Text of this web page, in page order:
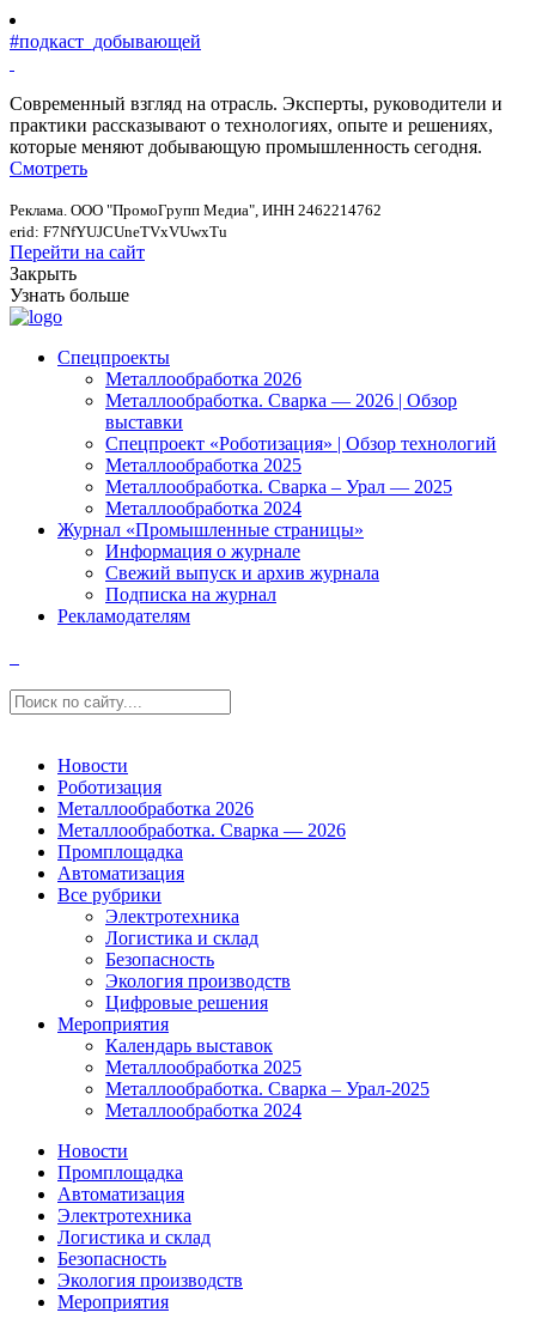
#подкаст_добывающей
Современный взгляд на отрасль. Эксперты, руководители и
практики рассказывают о технологиях, опыте и решениях,
которые меняют добывающую промышленность сегодня.
Смотреть
Реклама. ООО "ПромоГрупп Медиа", ИНН 2462214762
erid: F7NfYUJCUneTVxVUwxTu
Перейти на сайт
Закрыть
Узнать больше
Спецпроекты
Металлообработка 2026
Металлообработка. Сварка — 2026 | Обзор
выставки
Спецпроект «Роботизация» | Обзор технологий
Металлообработка 2025
Металлообработка. Сварка – Урал — 2025
Металлообработка 2024
Журнал «Промышленные страницы»
Информация о журнале
Свежий выпуск и архив журнала
Подписка на журнал
Рекламодателям
Новости
Роботизация
Металлообработка 2026
Металлообработка. Сварка — 2026
Промплощадка
Автоматизация
Все рубрики
Электротехника
Логистика и склад
Безопасность
Экология производств
Цифровые решения
Мероприятия
Календарь выставок
Металлообработка 2025
Металлообработка. Сварка – Урал-2025
Металлообработка 2024
Новости
Промплощадка
Автоматизация
Электротехника
Логистика и склад
Безопасность
Экология производств
Мероприятия